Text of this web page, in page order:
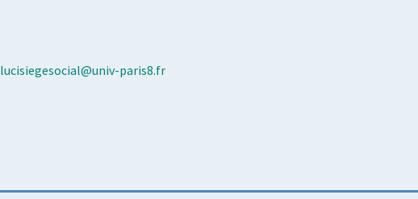
lucisiegesocial@univ-paris8.fr